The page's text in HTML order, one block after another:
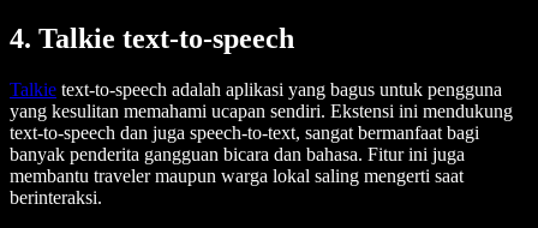
4. Talkie text-to-speech
Talkie text-to-speech adalah aplikasi yang bagus untuk pengguna
yang kesulitan memahami ucapan sendiri. Ekstensi ini mendukung
text-to-speech dan juga speech-to-text, sangat bermanfaat bagi
banyak penderita gangguan bicara dan bahasa. Fitur ini juga
membantu traveler maupun warga lokal saling mengerti saat
berinteraksi.